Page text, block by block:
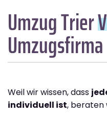
Umzug Trier
Umzugsfirma
Weil wir wissen, dass
individuell ist, beraten